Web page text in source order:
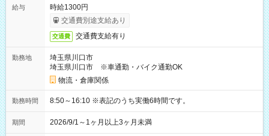
給与
時給1300円
交通費別途支給あり
交通費 交通費支給有り
勤務地
埼玉県川口市
埼玉県川口市 ※車通勤・バイク通勤OK
物流・倉庫関係
勤務時間 8:50～16:10 ※表記のうち実働6時間です。
期間 2026/9/1～1ヶ月以上3ヶ月未満